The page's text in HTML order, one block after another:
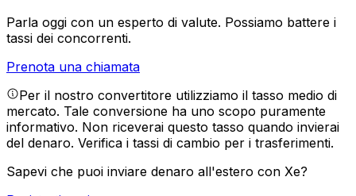
Parla oggi con un esperto di valute. Possiamo battere i
tassi dei concorrenti.
Prenota una chiamata
Per il nostro convertitore utilizziamo il tasso medio di
mercato. Tale conversione ha uno scopo puramente
informativo. Non riceverai questo tasso quando invierai
del denaro. Verifica i tassi di cambio per i trasferimenti.
Sapevi che puoi inviare denaro all'estero con Xe?